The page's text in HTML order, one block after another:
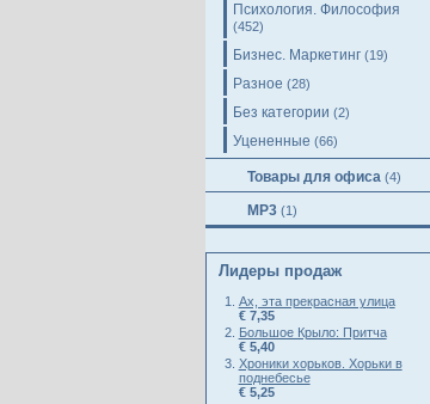
Психология. Философия
(452)
Бизнес. Маркетинг (19)
Разное (28)
Без категории (2)
Уцененные (66)
Товары для офиса (4)
MP3 (1)
Лидеры продаж
Ах, эта прекрасная улица
€ 7,35
Большое Крыло: Притча
€ 5,40
Хроники хорьков. Хорьки в
поднебесье
€ 5,25